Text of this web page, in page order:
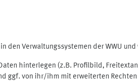
Verwaltungssystemen der WWU
hinterlegen (z.B. Profilbild,
ggf. von ihr/ihm mit erweiterten